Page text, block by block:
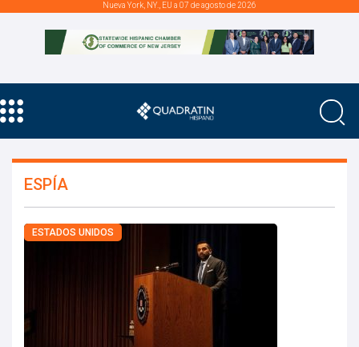
Nueva York, NY., EU a 07 de agosto de 2026
ESPÍA
ESTADOS UNIDOS